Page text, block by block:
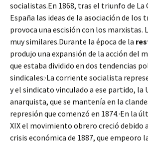
socialistas.En 1868, tras el triunfo de La
España las ideas de la asociación de los
provoca una escisión con los marxistas.
muy similares.Durante la época de la
produjo una expansión de la acción del
que estaba dividido en dos tendencias
sindicales:·La corriente socialista
y el sindicato vinculado a ese partido, la
anarquista, que se mantenía en la
represión que comenzó en 1874.·En la
XIX el movimiento obrero creció debido
crisis económica de 1887, que empeoro